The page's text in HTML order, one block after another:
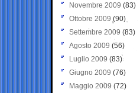
Novembre 2009 (83)
Ottobre 2009 (90)
Settembre 2009 (83)
Agosto 2009 (56)
Luglio 2009 (83)
Giugno 2009 (76)
Maggio 2009 (72)